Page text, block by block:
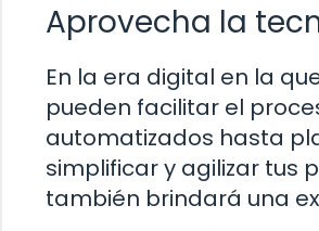
Aprovecha la
En la era digital en la
pueden facilitar el
automatizados hasta
simplificar y agilizar tus
también brindará una